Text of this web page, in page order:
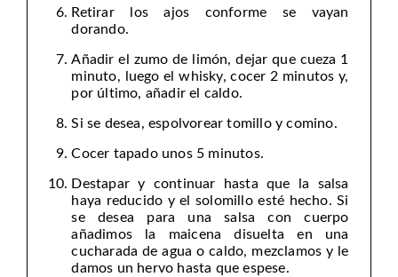
Retirar los ajos conforme se vayan
dorando.
Añadir el zumo de limón, dejar que cueza 1
minuto, luego el whisky, cocer 2 minutos y,
por último, añadir el caldo.
Si se desea, espolvorear tomillo y comino.
Cocer tapado unos 5 minutos.
Destapar y continuar hasta que la salsa
haya reducido y el solomillo esté hecho. Si
se desea para una salsa con cuerpo
añadimos la maicena disuelta en una
cucharada de agua o caldo, mezclamos y le
damos un hervo hasta que espese.